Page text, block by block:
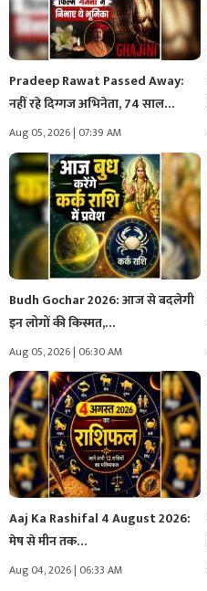
Pradeep Rawat Passed Away:
नहीं रहे दिग्गज अभिनेता, 74 साल…
Aug 05, 2026 | 07:39 AM
Budh Gochar 2026: आज से बदलेगी
इन लोगों की किस्मत,…
Aug 05, 2026 | 06:30 AM
Aaj Ka Rashifal 4 August 2026:
मेष से मीन तक…
Aug 04, 2026 | 06:33 AM